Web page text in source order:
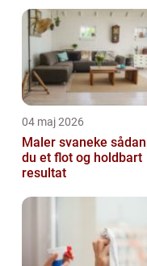
04 maj 2026
Maler svaneke sådan får
du et flot og holdbart
resultat